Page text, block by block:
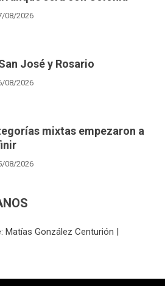
08/2026
José y Rosario
08/2026
mixtas empezaron a
08/2026
Matías González Centurión |